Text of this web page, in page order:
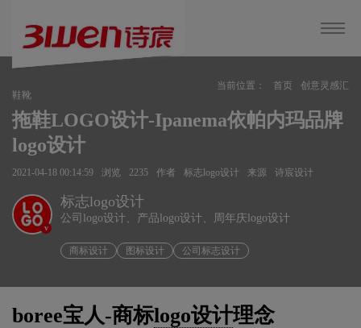
当前位置： 首页
创意灵感汇
鞋靴
拖鞋LOGO设计-Ipanema依帕内玛品牌
logo设计
2021-04-18 00:14:59 浏览 2235 作者 标志logo设计 来源 诗宸设计
v
标志logo设计
公司logo设计、产品logo设计、周年庆logo设计
商标设计 图标设计 公司标志设计
boree宝人-商标logo设计理念